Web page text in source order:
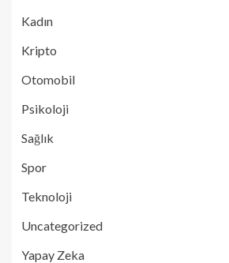
Kadın
Kripto
Otomobil
Psikoloji
Sağlık
Spor
Teknoloji
Uncategorized
Yapay Zeka